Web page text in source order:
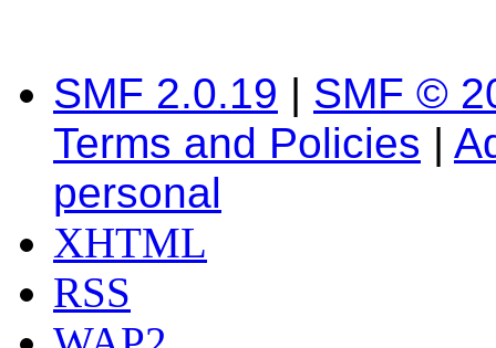
SMF 2.0.19 | SMF ©
Terms and Policies |
personal
XHTML
RSS